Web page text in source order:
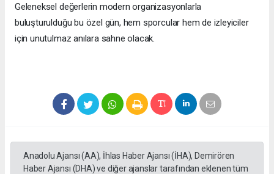
Geleneksel değerlerin modern organizasyonlarla
buluşturulduğu bu özel gün, hem sporcular hem de izleyiciler
için unutulmaz anılara sahne olacak.
Anadolu Ajansı (AA), İhlas Haber Ajansı (İHA), Demirören
Haber Ajansı (DHA) ve diğer ajanslar tarafından eklenen tüm